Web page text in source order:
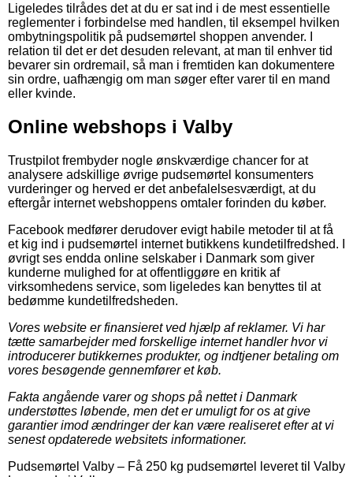
Ligeledes tilrådes det at du er sat ind i de mest essentielle
reglementer i forbindelse med handlen, til eksempel hvilken
ombytningspolitik på pudsemørtel shoppen anvender. I
relation til det er det desuden relevant, at man til enhver tid
bevarer sin ordremail, så man i fremtiden kan dokumentere
sin ordre, uafhængig om man søger efter varer til en mand
eller kvinde.
Online webshops i Valby
Trustpilot frembyder nogle ønskværdige chancer for at
analysere adskillige øvrige pudsemørtel konsumenters
vurderinger og herved er det anbefalelsesværdigt, at du
eftergår internet webshoppens omtaler forinden du køber.
Facebook medfører derudover evigt habile metoder til at få
et kig ind i pudsemørtel internet butikkens kundetilfredshed. I
øvrigt ses endda online selskaber i Danmark som giver
kunderne mulighed for at offentliggøre en kritik af
virksomhedens service, som ligeledes kan benyttes til at
bedømme kundetilfredsheden.
Vores website er finansieret ved hjælp af reklamer. Vi har
tætte samarbejder med forskellige internet handler hvor vi
introducerer butikkernes produkter, og indtjener betaling om
vores besøgende gennemfører et køb.
Fakta angående varer og shops på nettet i Danmark
understøttes løbende, men det er umuligt for os at give
garantier imod ændringer der kan være realiseret efter at vi
senest opdaterede websitets informationer.
Pudsemørtel Valby – Få 250 kg pudsemørtel leveret til Valby